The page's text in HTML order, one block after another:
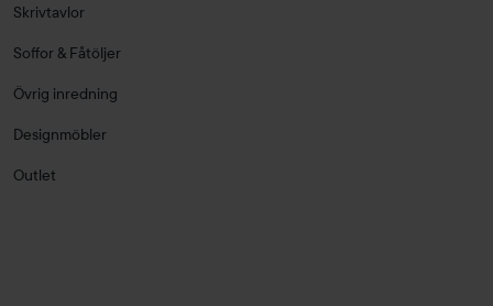
Skrivtavlor
Soffor & Fåtöljer
Övrig inredning
Designmöbler
Outlet